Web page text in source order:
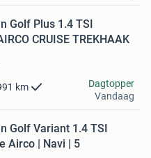
Golf Plus 1.4 TSI
CRUISE TREKHAAK
km
Dagtopper
Vandaag
Golf Variant 1.4 TSI
Airco | Navi | 5